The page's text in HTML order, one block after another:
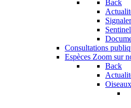
Back
Consultations
Espèces Zoom sur
Back
Oiseaux